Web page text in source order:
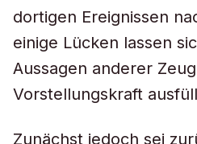
dortigen Ereignissen
einige Lücken lassen
Aussagen anderer
Vorstellungskraft
Zunächst jedoch sei